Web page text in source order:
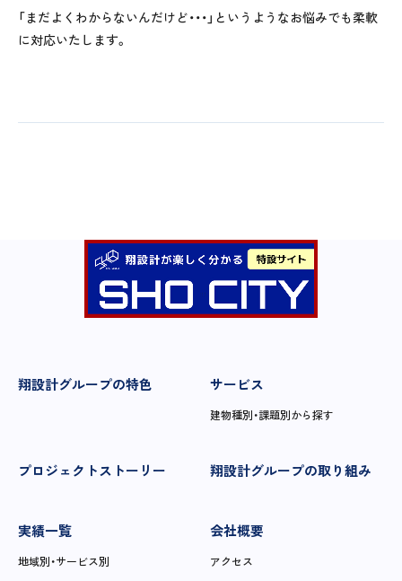
「まだよくわからないんだけど・・・」というようなお悩みでも柔軟
に対応いたします。
翔設計グループの特色 サービス
建物種別・課題別から探す
プロジェクトストーリー 翔設計グループの取り組み
実績一覧
地域別・サービス別
会社概要
アクセス